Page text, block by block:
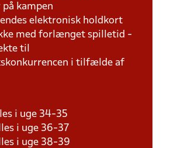
kampen
elektronisk holdkort
med forlænget spilletid -
til
i tilfælde af
i uge 34-35
i uge 36-37
i uge 38-39